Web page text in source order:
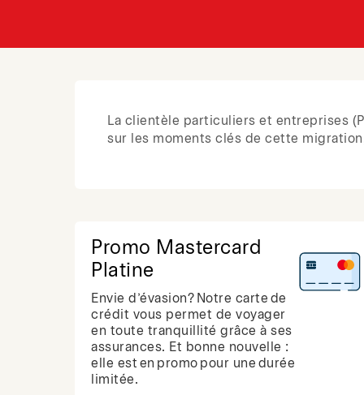
La clientèle particuliers et entreprises
sur les moments clés de cette
Promo Mastercard
Platine
Envie d’évasion? Notre carte de
crédit vous permet de voyager
en toute tranquillité grâce à ses
assurances. Et bonne nouvelle :
elle est en promo pour une durée
limitée.